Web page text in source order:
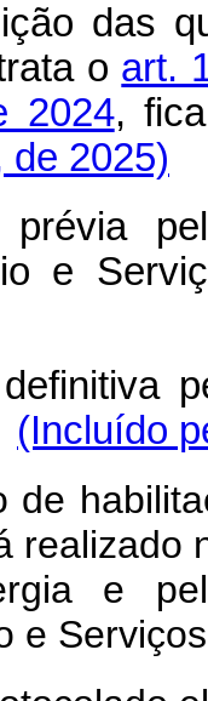
das
o art.
2024,
de 2025)
e
(Incluído
de
realizado
e
e